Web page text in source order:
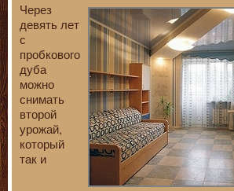
Через
девять лет
с
пробкового
дуба
можно
снимать
второй
урожай,
который
так и